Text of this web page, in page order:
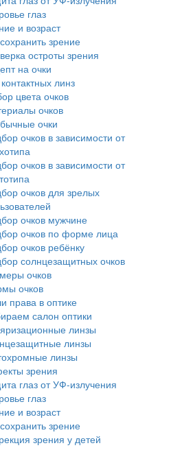
глаз
и возраст
зрение
остроты зрения
на очки
линз
цвета очков
очков
очки
очков в зависимости от
очков в зависимости от
очков для зрелых
очков мужчине
очков по форме лица
очков ребёнку
солнцезащитных очков
очков
очков
права в оптике
салон оптики
линзы
линзы
линзы
зрения
глаз от УФ-излучения
глаз
и возраст
зрение
зрения у детей